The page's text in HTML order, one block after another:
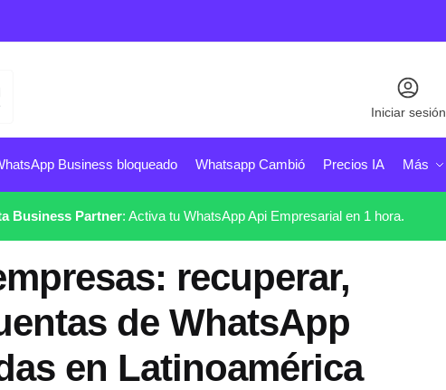
Iniciar sesión
Business bloqueado Whatsapp Cambió Precios IA Más
Business Partner: Activa tu WhatsApp Api Empresarial en 1 hora.
recuperar,
de WhatsApp
en Latinoamérica